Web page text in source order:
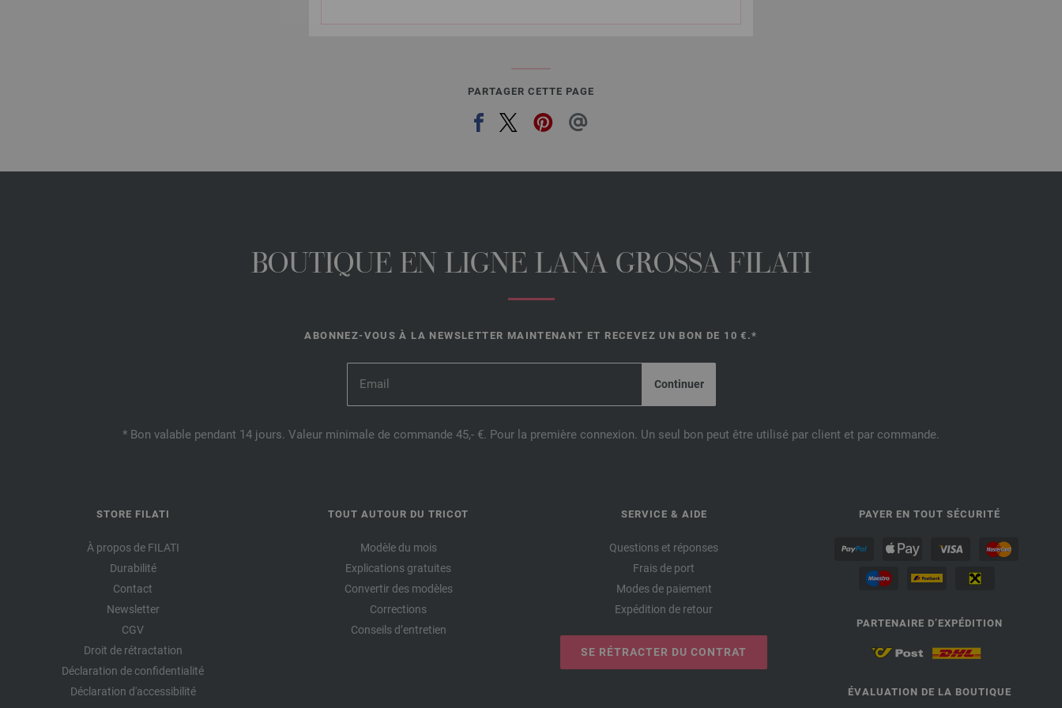
PARTAGER CETTE PAGE
BOUTIQUE EN LIGNE LANA GROSSA FILATI
ABONNEZ-VOUS À LA NEWSLETTER MAINTENANT ET RECEVEZ UN BON DE 10 €.*
* Bon valable pendant 14 jours. Valeur minimale de commande 45,- €. Pour la première connexion. Un seul bon peut être utilisé par client et par commande.
STORE FILATI
À propos de FILATI
Durabilité
Contact
Newsletter
CGV
Droit de rétractation
Déclaration de confidentialité
Déclaration d'accessibilité
TOUT AUTOUR DU TRICOT
Modèle du mois
Explications gratuites
Convertir des modèles
Corrections
Conseils d’entretien
SERVICE & AIDE
Questions et réponses
Frais de port
Modes de paiement
Expédition de retour
SE RÉTRACTER DU CONTRAT
PAYER EN TOUT SÉCURITÉ
PARTENAIRE D’EXPÉDITION
ÉVALUATION DE LA BOUTIQUE